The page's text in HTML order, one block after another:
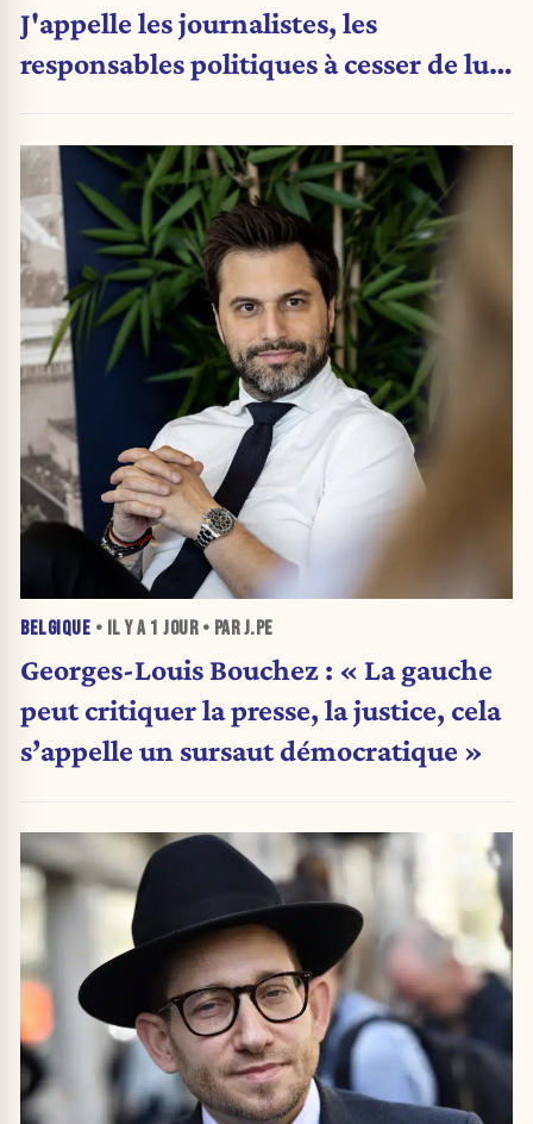
J'appelle les journalistes, les
responsables politiques à cesser de lui
BELGIQUE • IL Y A 1 JOUR• PAR J.PE
Georges-Louis Bouchez : « La gauche
peut critiquer la presse, la justice, cela
s’appelle un sursaut démocratique »